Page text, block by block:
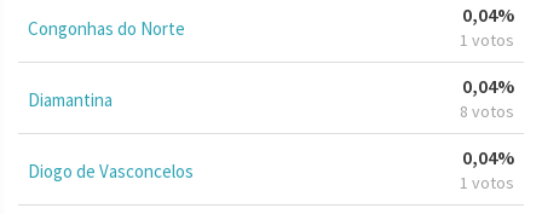
Congonhas do Norte
0,04%
1 votos
Diamantina
0,04%
8 votos
Diogo de Vasconcelos
0,04%
1 votos